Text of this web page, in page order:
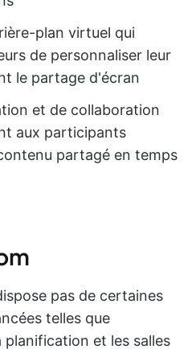
plan virtuel qui
de personnaliser leur
le partage d'écran
et de collaboration
aux participants
partagé en temps
pas de certaines
telles que
et les salles